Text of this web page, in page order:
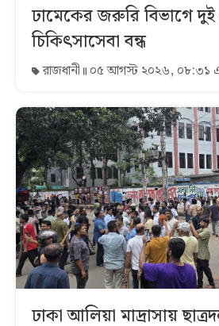
ঢামেকের জরুরি বিভাগে দুই
চিকিৎসাসেবা বন্ধ
রাজধানী ০৫ আগস্ট ২০২৬, ০৮:৩১
ঢাকা আলিয়া মাদ্রাসায়